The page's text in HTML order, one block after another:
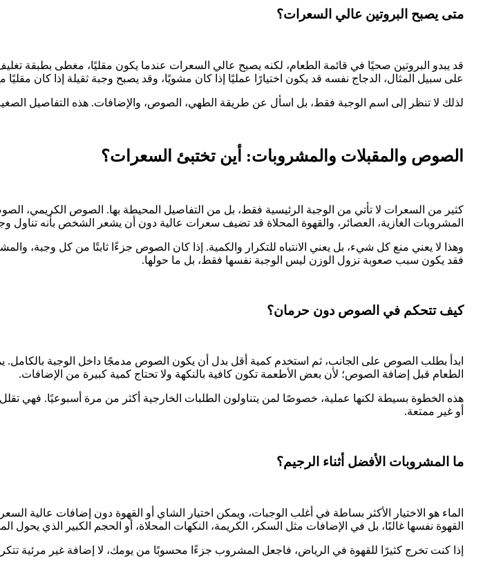
متى يصبح البروتين عالي السعرات؟
قد يبدو البروتين صحيًا في قائمة الطعام، لكنه يصبح عالي السعرات عندما يكون مقليًا، مغطى بطبقة
على سبيل المثال، الدجاج نفسه قد يكون اختيارًا عمليًا إذا كان مشويًا، وقد يصبح وجبة ثقيلة إذا كان
لذلك لا تنظر إلى اسم الوجبة فقط، بل اسأل عن طريقة الطهي، الصوص، والإضافات. هذه التفاصيل
الصوص والمقبلات والمشروبات: أين تختبئ السعرات؟
كثير من السعرات لا تأتي من الوجبة الرئيسية فقط، بل من التفاصيل المحيطة بها. الصوص الكريمي،
المشروبات الغازية، العصائر، والقهوة المحلاة قد تضيف سعرات عالية دون أن يشعر الشخص بأنه تناول
وهذا لا يعني منع كل شيء، بل يعني الانتباه للتكرار والكمية. إذا كان الصوص جزءًا ثابتًا من كل وجبة،
فقد يكون سبب صعوبة نزول الوزن ليس الوجبة نفسها فقط، بل ما حولها.
كيف تتحكم في الصوص دون حرمان؟
ابدأ بطلب الصوص على الجانب، ثم استخدم كمية أقل بدل أن يكون الصوص مدمجًا داخل الوجبة بالكامل.
الطعام قبل إضافة الصوص؛ لأن بعض الأطعمة تكون كافية بالنكهة ولا تحتاج كمية كبيرة من الإضافات.
هذه الخطوة بسيطة لكنها عملية، خصوصًا لمن يتناولون الطلبات الخارجية أكثر من مرة أسبوعيًا. فهي
أو غير ممتعة.
ما المشروبات الأفضل أثناء الرجيم؟
الماء هو الاختيار الأكثر بساطة في أغلب الوجبات، ويمكن اختيار الشاي أو القهوة دون إضافات عالية
القهوة نفسها غالبًا، بل في الإضافات مثل السكر، الكريمة، النكهات المحلاة، أو الحجم الكبير الذي يحول
إذا كنت تخرج كثيرًا للقهوة في الرياض، فاجعل المشروب جزءًا محسوبًا من يومك، لا إضافة غير مرئية